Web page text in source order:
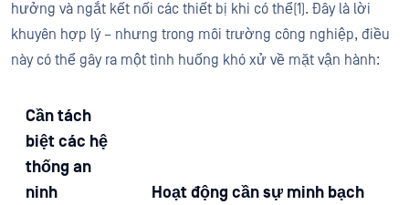
hưởng và ngắt kết nối các thiết bị khi có thể(1). Đây là lời
khuyên hợp lý – nhưng trong môi trường công nghiệp, điều
này có thể gây ra một tình huống khó xử về mặt vận hành:
Cần tách
biệt các hệ
thống an
ninh
Hoạt động cần sự minh bạch